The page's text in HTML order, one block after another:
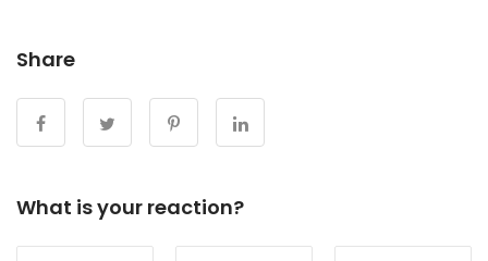
Share
What is your reaction?